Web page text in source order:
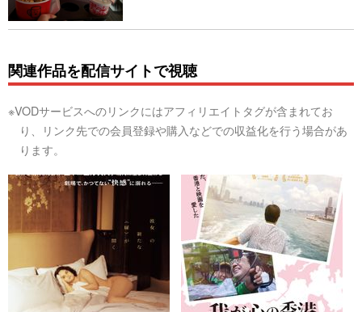
関連作品を配信サイトで視聴
※VODサービスへのリンクにはアフィリエイトタグが含まれてお
り、リンク先での会員登録や購入などでの収益化を行う場合があ
ります。